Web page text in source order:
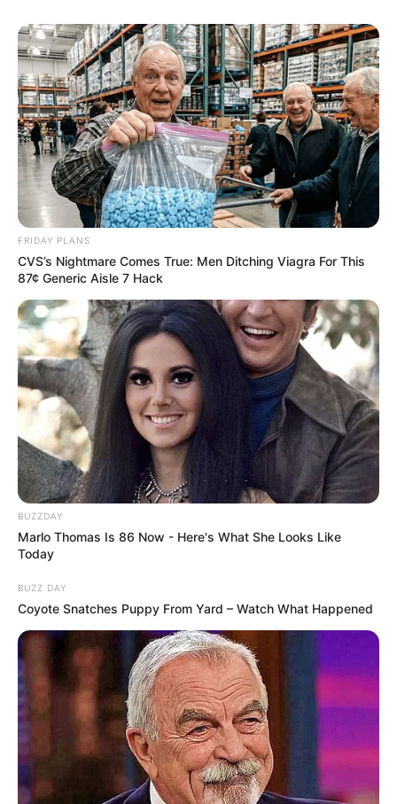
A Rihanna Museum Is Probably Opening Soon
BRAINBERRIES
Characters
BRAINBERRIES
FRIDAY PLANS
CVS’s Nightmare Comes True: Men Ditching Viagra For This
87¢ Generic Aisle 7 Hack
BUZZDAY
Marlo Thomas Is 86 Now - Here's What She Looks Like
Today
BUZZ DAY
Coyote Snatches Puppy From Yard – Watch What Happened